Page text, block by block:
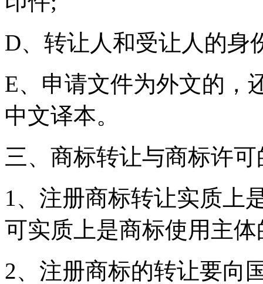
D、转让人和受让人的
E、申请文件为外文的，
中文译本。
三、商标转让与商标
1、注册商标转让实质上
可实质上是商标使用
2、注册商标的转让要向